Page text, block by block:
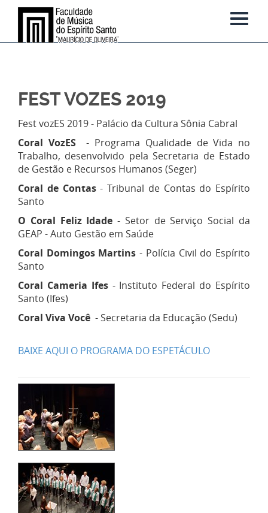
FEST VOZES 2019
Fest vozES 2019 - Palácio da Cultura Sônia Cabral
Coral VozES- Programa Qualidade de Vida no
Trabalho, desenvolvido pela Secretaria de Estado
de Gestão e Recursos Humanos (Seger)
Coral de Contas- Tribunal de Contas do Espírito
Santo
O Coral Feliz Idade - Setor de Serviço Social da
GEAP - Auto Gestão em Saúde
Coral Domingos Martins - Polícia Civil do Espírito
Santo
Coral Cameria Ifes- Instituto Federal do Espírito
Santo (Ifes)
Coral Viva Você - Secretaria da Educação (Sedu)
BAIXE AQUI O PROGRAMA DO ESPETÁCULO